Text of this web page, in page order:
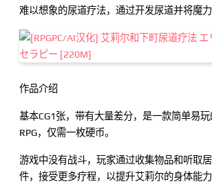
难以想象的尿道疗法，通过开发尿道并将魔力
作品介绍
基本CG1张，带有大量差分，是一款简单易
RPG，仅需一枚硬币。
游戏中没有战斗，玩家通过收集物品和听取
件，接受更多疗程，以提升艾莉尔的身体能力